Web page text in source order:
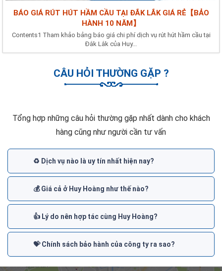
BÁO GIÁ RÚT HÚT HẦM CẦU TẠI ĐẮK LẮK GIÁ RẺ【BẢO
HÀNH 10 NĂM】
Contents1 Tham khảo bảng báo giá chi phí dịch vụ rút hút hầm cầu tại
Đắk Lắk của Huy...
CÂU HỎI THƯỜNG GẶP ?
Tổng hợp những câu hỏi thường gặp nhất dành cho khách
hàng cũng như người cần tư vấn
♻️ Dịch vụ nào là uy tín nhất hiện nay?
💰 Giá cả ở Huy Hoàng như thế nào?
👍 Lý do nên hợp tác cùng Huy Hoàng?
💝 Chính sách bảo hành của công ty ra sao?